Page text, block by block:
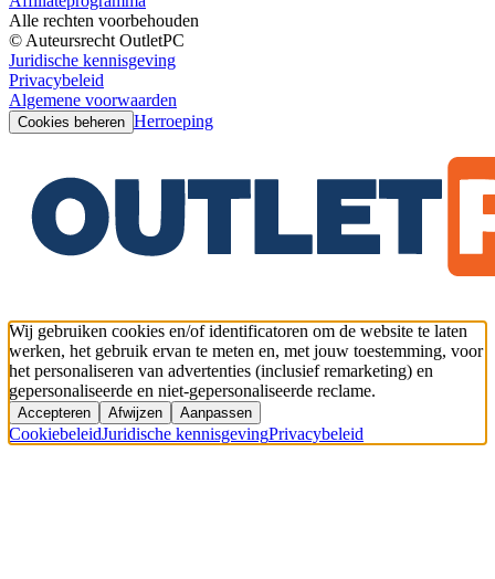
Alle rechten voorbehouden
© Auteursrecht OutletPC
Juridische kennisgeving
Privacybeleid
Algemene voorwaarden
Cookies beheren Herroeping
Wij gebruiken cookies en/of identificatoren om de website te laten
werken, het gebruik ervan te meten en, met jouw toestemming, voor
het personaliseren van advertenties (inclusief remarketing) en
gepersonaliseerde en niet-gepersonaliseerde reclame.
Accepteren Afwijzen Aanpassen
CookiebeleidJuridische kennisgevingPrivacybeleid